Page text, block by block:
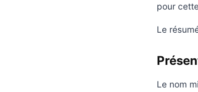
pour
Le
Le nom